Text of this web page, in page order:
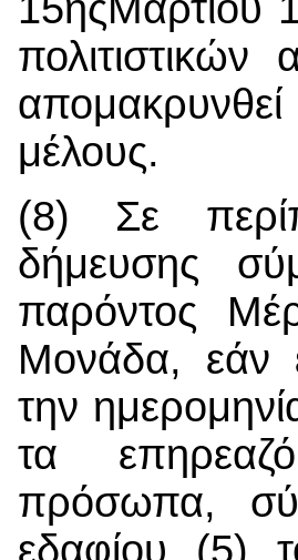
μέλους.
(8) Σε
δήμευσης
παρόντος
Μονάδα, εάν
την
τα
πρόσωπα,
εδαφίου (5)